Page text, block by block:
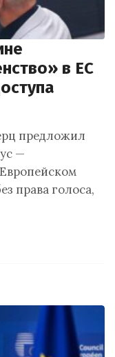
в ЕС
предложил
—
права голоса,